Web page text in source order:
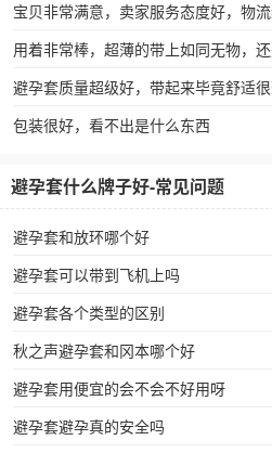
宝贝非常满意，卖家服务态度好，物
用着非常棒，超薄的带上如同无物，还
避孕套质量超级好，带起来毕竟舒适
包装很好，看不出是什么东西
避孕套什么牌子好-常见问题
避孕套和放环哪个好
避孕套可以带到飞机上吗
避孕套各个类型的区别
秋之声避孕套和冈本哪个好
避孕套用便宜的会不会不好用呀
避孕套避孕真的安全吗